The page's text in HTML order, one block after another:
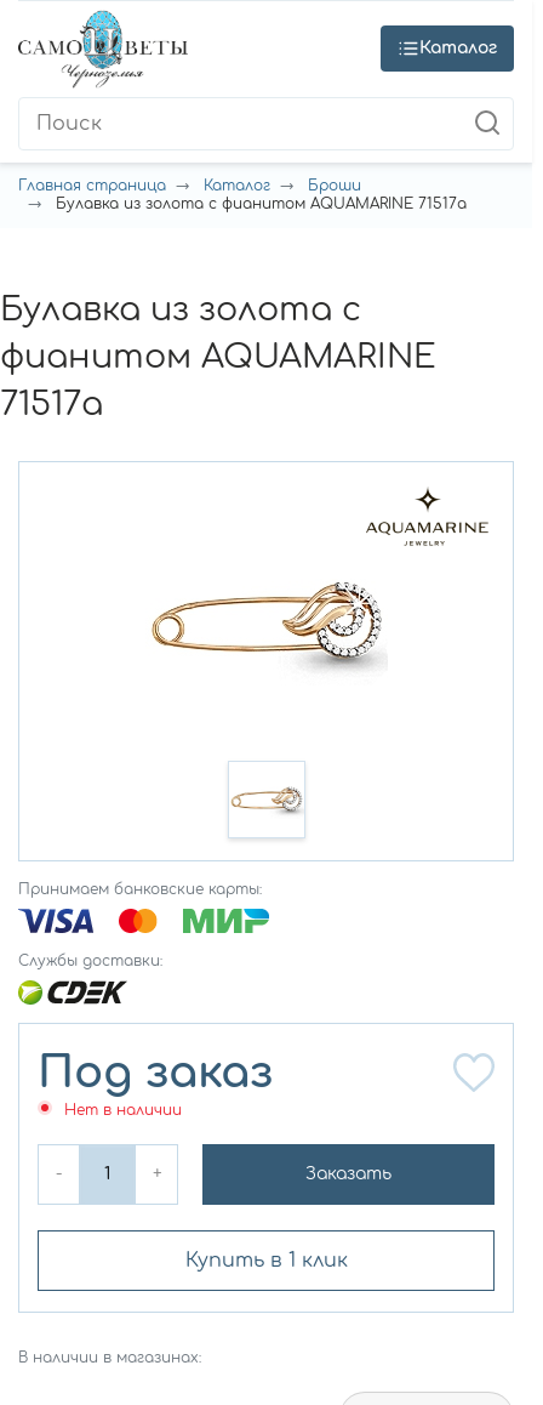
Каталог
Главная страница Каталог
Броши
Булавка из золота с фианитом AQUAMARINE 71517а
Булавка из золота с
фианитом AQUAMARINE
71517а
Принимаем банковские карты:
Службы доставки:
Под заказ
Нет в наличии
- + Заказать
Купить в 1 клик
В наличии в магазинах: